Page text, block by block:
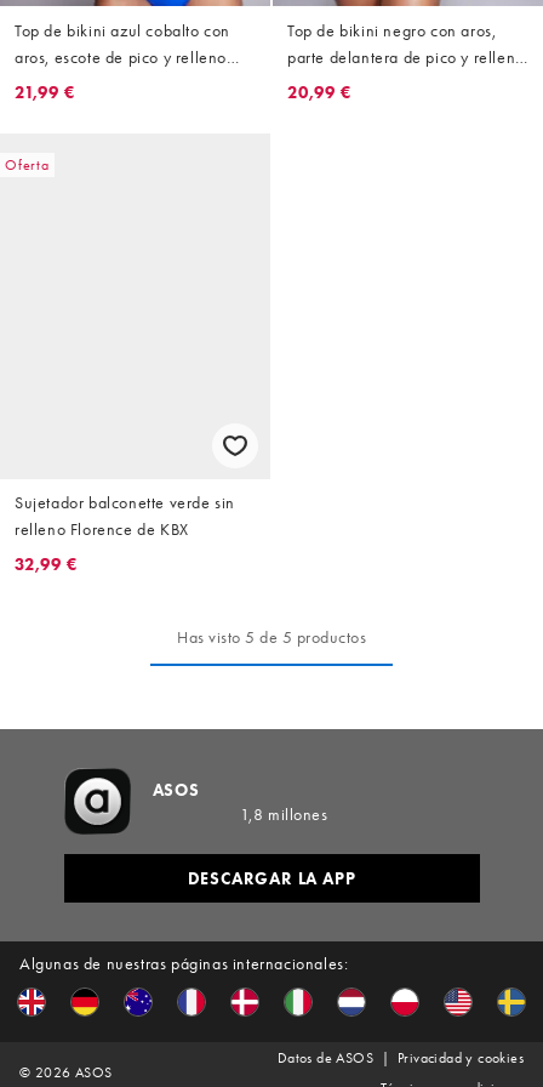
Top de bikini azul cobalto con
aros, escote de pico y relleno
extraíble de KBX
21,99 €
Top de bikini negro con aros,
parte delantera de pico y relleno
extraíble de KBX
20,99 €
Oferta
Sujetador balconette verde sin
relleno Florence de KBX
32,99 €
Has visto 5 de 5 productos
Algunas de nuestras páginas internacionales:
ASOS
1,8 millones
DESCARGAR LA APP
© 2026 ASOS
Datos de ASOS
Privacidad y cookies